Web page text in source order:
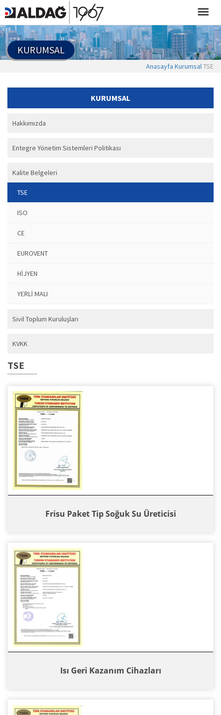
KURUMSAL
Anasayfa KurumsalTSE
KURUMSAL
Hakkımızda
Entegre Yönetim Sistemleri Politikası
Kalite Belgeleri
TSE
ISO
CE
EUROVENT
HİJYEN
YERLİ MALI
Sivil Toplum Kuruluşları
KVKK
TSE
Frisu Paket Tip Soğuk Su Üreticisi
Isı Geri Kazanım Cihazları